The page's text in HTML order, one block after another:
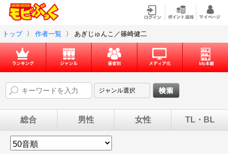
トップ 〉 作者一覧 〉 あぎじゅんこ／篠崎健二
総合 男性 女性 TL・BL